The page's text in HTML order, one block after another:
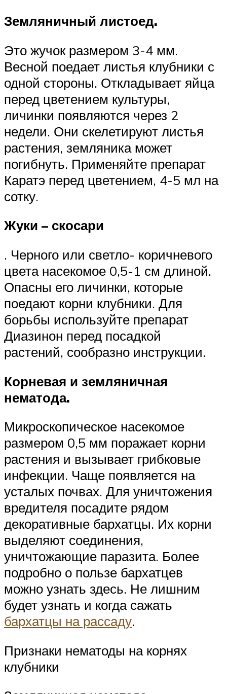
Земляничный листоед.
Это жучок размером 3-4 мм.
Весной поедает листья клубники с
одной стороны. Откладывает яйца
перед цветением культуры,
личинки появляются через 2
недели. Они скелетируют листья
растения, земляника может
погибнуть. Применяйте препарат
Каратэ перед цветением, 4-5 мл на
сотку.
Жуки – скосари
. Черного или светло- коричневого
цвета насекомое 0,5-1 см длиной.
Опасны его личинки, которые
поедают корни клубники. Для
борьбы используйте препарат
Диазинон перед посадкой
растений, сообразно инструкции.
Корневая и земляничная
нематода.
Микроскопическое насекомое
размером 0,5 мм поражает корни
растения и вызывает грибковые
инфекции. Чаще появляется на
усталых почвах. Для уничтожения
вредителя посадите рядом
декоративные бархатцы. Их корни
выделяют соединения,
уничтожающие паразита. Более
подробно о пользе бархатцев
можно узнать здесь. Не лишним
будет узнать и когда сажать
бархатцы на рассаду.
Признаки нематоды на корнях
клубники